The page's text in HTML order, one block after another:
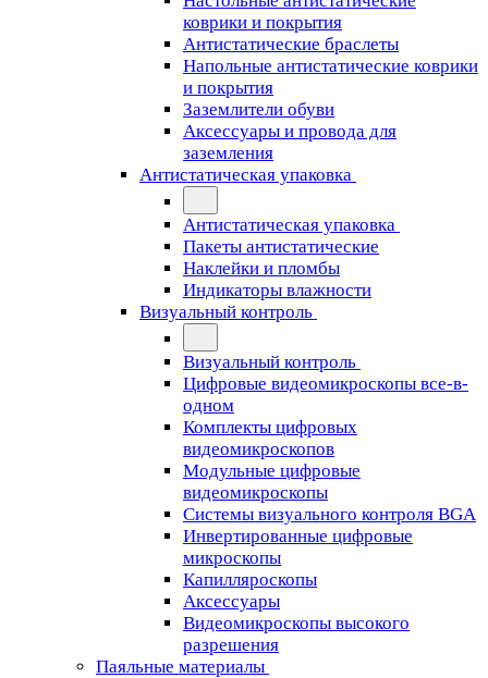
коврики и покрытия
Антистатические браслеты
Напольные антистатические коврики
и покрытия
Заземлители обуви
Аксессуары и провода для
заземления
Антистатическая упаковка
Антистатическая упаковка
Пакеты антистатические
Наклейки и пломбы
Индикаторы влажности
Визуальный контроль
Визуальный контроль
Цифровые видеомикроскопы все-в-
одном
Комплекты цифровых
видеомикроскопов
Модульные цифровые
видеомикроскопы
Cистемы визуального контроля BGA
Инвертированные цифровые
микроскопы
Капилляроскопы
Аксессуары
Видеомикроскопы высокого
разрешения
Паяльные материалы